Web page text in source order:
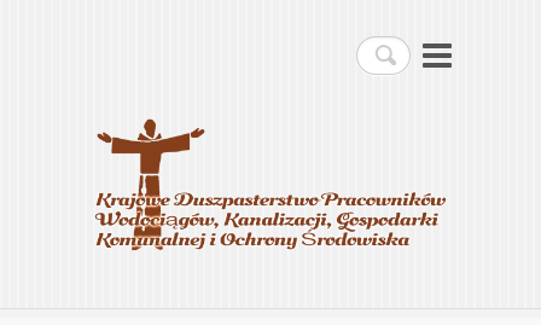
Szukaj
Krajowe Duszpasterstwo
Pracowników
Wodociągów, Kanalizacji,
Gospodarki Komunalnej i
Ochrony Środowiska